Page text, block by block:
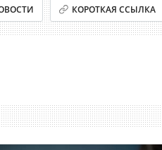
КОРОТКАЯ ССЫЛКА